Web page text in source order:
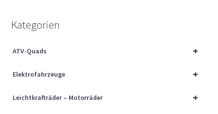
Über uns
Kategorien
+
ATV-Quads
+
Elektrofahrzeuge
+
Leichtkrafträder – Motorräder